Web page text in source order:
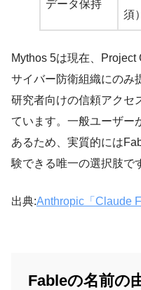
データ保持
須）
Mythos 5は現在、
サイバー防衛組織にのみ
研究者向けの信頼アクセ
ています。一般ユーザー
あるため、実質的には
験できる唯一の選択肢で
出典:Anthropic「Claude
Fableの名前の